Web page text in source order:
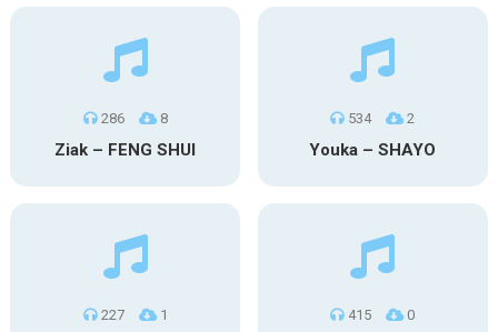
286 8
Ziak – FENG SHUI
534 2
Youka – SHAYO
227 1 415 0